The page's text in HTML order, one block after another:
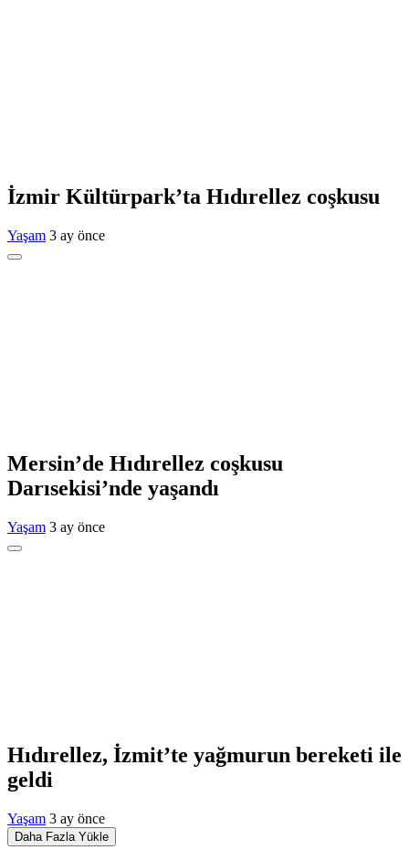
İzmir Kültürpark’ta Hıdırellez coşkusu
Yaşam 3 ay önce
Mersin’de Hıdırellez coşkusu
Darısekisi’nde yaşandı
Yaşam 3 ay önce
Hıdırellez, İzmit’te yağmurun bereketi ile
geldi
Yaşam 3 ay önce
Daha Fazla Yükle